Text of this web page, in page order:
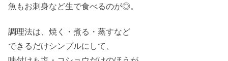
魚もお刺身など生で食べるのが◎。
調理法は、焼く・煮る・蒸すなど
できるだけシンプルにして、